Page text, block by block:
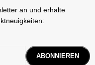
an und erhalte